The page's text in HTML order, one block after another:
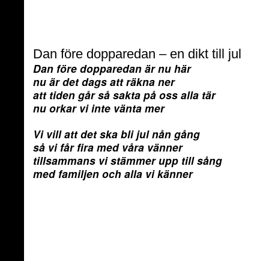
Dan före dopparedan – en dikt till jul
Dan före dopparedan är nu här
nu är det dags att räkna ner
att tiden går så sakta på oss alla tär
nu orkar vi inte vänta mer
Vi vill att det ska bli jul nån gång
så vi får fira med våra vänner
tillsammans vi stämmer upp till sång
med familjen och alla vi känner